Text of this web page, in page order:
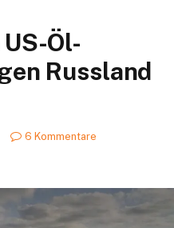
Öl-
Russland
6 Kommentare